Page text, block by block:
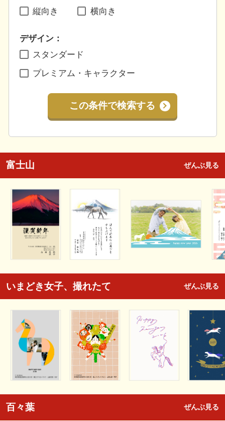
縦向き
横向き
デザイン：
スタンダード
プレミアム・キャラクター
この条件で検索する
富士山 ぜんぶ見る
いまどき女子、撮れたて ぜんぶ見る
百々葉 ぜんぶ見る